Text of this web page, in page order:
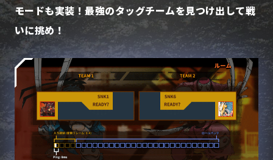
モードも実装！最強のタッグチームを見つけ出して戦
いに挑め！